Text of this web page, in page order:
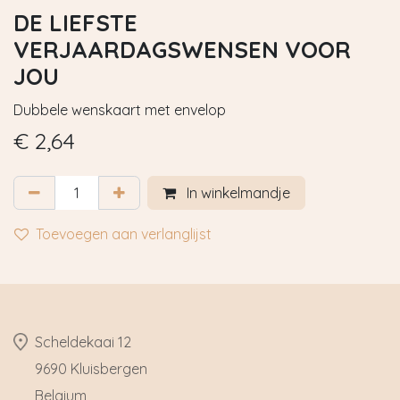
DE LIEFSTE
VERJAARDAGSWENSEN VOOR
JOU
Dubbele wenskaart met envelop
€ 2,64
In winkelmandje
Toevoegen aan verlanglijst
​Scheldekaai 12
9690 Kluisbergen
​Belgium